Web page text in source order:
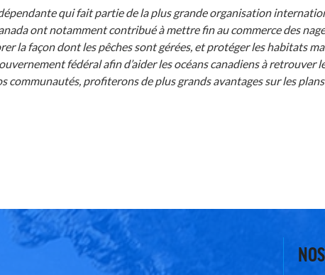
qui fait partie de la plus grande organisation
ont notamment contribué à mettre fin au commerce des
la façon dont les pêches sont gérées, et protéger les habitats
fédéral afin d’aider les océans canadiens à retrouver
profiterons de plus grands avantages sur les